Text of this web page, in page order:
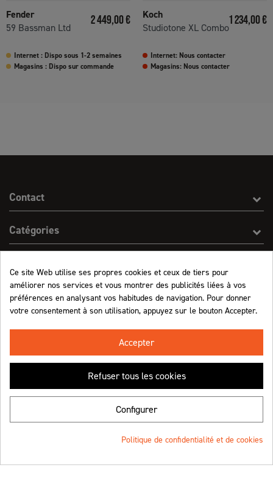
Fender
59 Bassman Ltd
Prix
2 449,00 €
Internet : Dispo sous 1-2 semaines
Magasins : Dispo sur commande
Koch
Studiotone XL Combo
Prix
1 234,00 €
Internet: Nous contacter
Magasins: Nous contacter
Contact
Catégories
Informations
Retrouvez-nous !
Ce site Web utilise ses propres cookies et ceux de tiers pour
améliorer nos services et vous montrer des publicités liées à vos
préférences en analysant vos habitudes de navigation. Pour donner
votre consentement à son utilisation, appuyez sur le bouton Accepter.
Accepter
Refuser tous les cookies
Configurer
Politique de confidentialité et de cookies